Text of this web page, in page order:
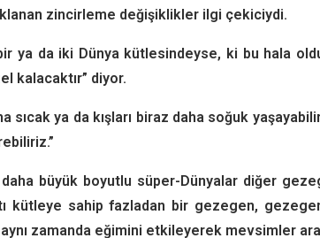
zincirleme değişiklikler ilgi çekiciydi.
ya da iki Dünya kütlesindeyse, ki bu hala
kalacaktır” diyor.
sıcak ya da kışları biraz daha soğuk
büyük boyutlu süper-Dünyalar diğer
kütleye sahip fazladan bir gezegen,
zamanda eğimini etkileyerek mevsimler